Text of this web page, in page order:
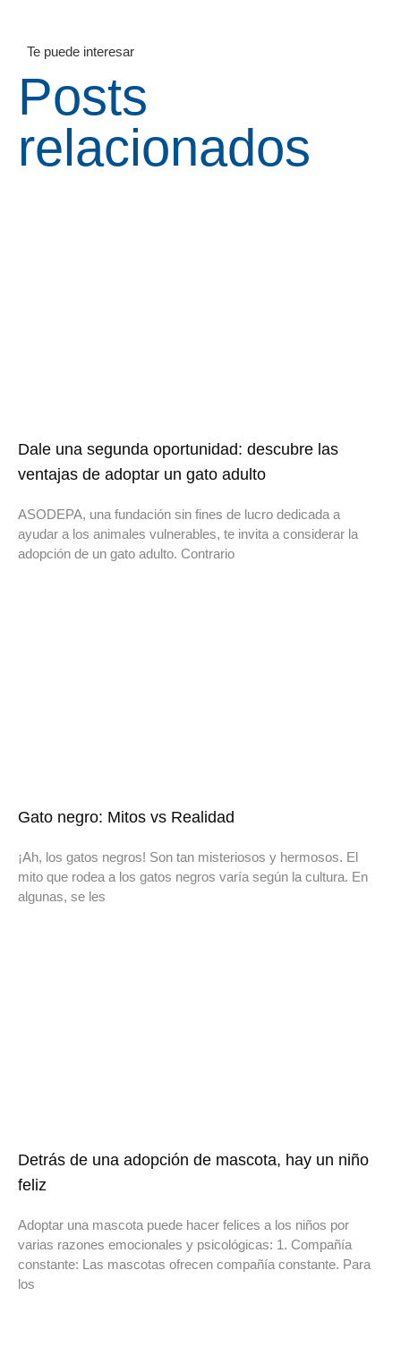
Te puede interesar
Posts
relacionados
Dale una segunda oportunidad: descubre las
ventajas de adoptar un gato adulto
ASODEPA, una fundación sin fines de lucro dedicada a
ayudar a los animales vulnerables, te invita a considerar la
adopción de un gato adulto. Contrario
Gato negro: Mitos vs Realidad
¡Ah, los gatos negros! Son tan misteriosos y hermosos. El
mito que rodea a los gatos negros varía según la cultura. En
algunas, se les
Detrás de una adopción de mascota, hay un niño
feliz
Adoptar una mascota puede hacer felices a los niños por
varias razones emocionales y psicológicas: 1. Compañía
constante: Las mascotas ofrecen compañía constante. Para
los